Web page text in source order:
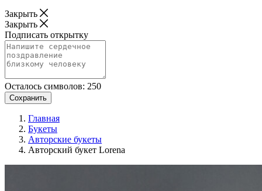
Закрыть
Закрыть
Подписать открытку
Осталось символов: 250
Сохранить
Главная
Букеты
Авторские букеты
Авторский букет Lorena